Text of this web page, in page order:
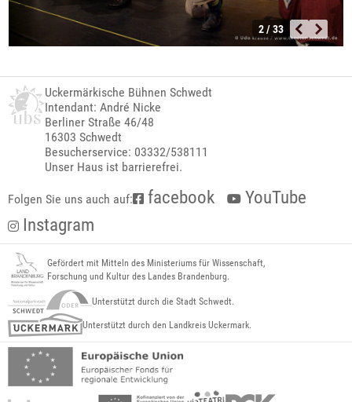
2 / 33
Uckermärkische Bühnen Schwedt
Intendant: André Nicke
Berliner Straße 46/48
16303 Schwedt
Besucherservice: 03332/538111
Unser Haus ist barrierefrei.
Folgen Sie uns auch auf: facebook
YouTube
Instagram
Gefördert mit Mitteln des Ministeriums für Wissenschaft,
Forschung und Kultur des Landes Brandenburg.
Unterstützt durch die Stadt Schwedt.
Unterstützt durch den Landkreis Uckermark.